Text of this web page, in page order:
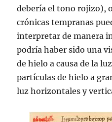
debería el tono rojizo),
crónicas tempranas
interpretar de manera
podría haber sido una
de hielo a causa de la
partículas de hielo a
luz horizontales y